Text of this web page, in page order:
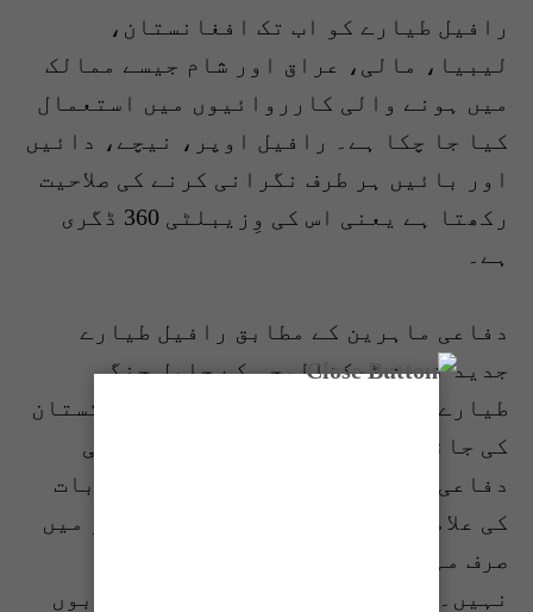
رافیل طیارے کو اب تک افغانستان،
لیبیا، مالی، عراق اور شام جیسے ممالک
میں ہونے والی کارروائیوں میں استعمال
کیا جا چکا ہے۔ رافیل اوپر، نیچے، دائیں
اور بائیں ہر طرف نگرانی کرنے کی صلاحیت
رکھتا ہے یعنی اس کی وِزیبلٹی 360 ڈگری
ہے۔
دفاعی ماہرین کے مطابق رافیل طیارے
جدید ترین ٹیکنالوجی کے حامل جنگی
طیارے تصور کیے جاتے ہیں۔ تاہم پاکستان
کی جانب سے ان طیاروں کو موثر فضائی
دفاعی نظام کے تحت نشانہ بنانا اس بات
کی علامت ہے کہ خطے میں اسلحہ کی دوڑ میں
صرف مہنگی ٹیکنالوجی فتح کی ضمانت
نہیں۔ اور پاکستانی شاہینوں کے جذبوں